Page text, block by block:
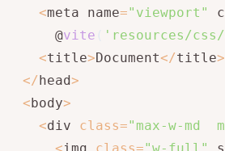
<meta name="viewport"
      @
vite 'resources/
<title>Document</title>
</head>
<body>
<div class="max-w-md
<img class="w-full"